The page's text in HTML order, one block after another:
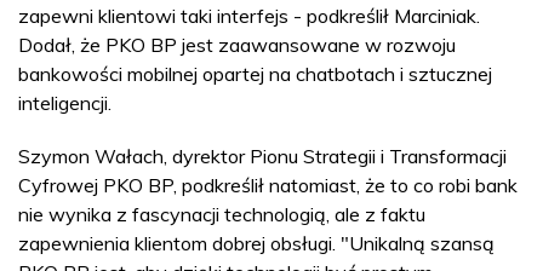
zapewni klientowi taki interfejs - podkreślił Marciniak.
Dodał, że PKO BP jest zaawansowane w rozwoju
bankowości mobilnej opartej na chatbotach i sztucznej
inteligencji.
Szymon Wałach, dyrektor Pionu Strategii i Transformacji
Cyfrowej PKO BP, podkreślił natomiast, że to co robi bank
nie wynika z fascynacji technologią, ale z faktu
zapewnienia klientom dobrej obsługi. "Unikalną szansą